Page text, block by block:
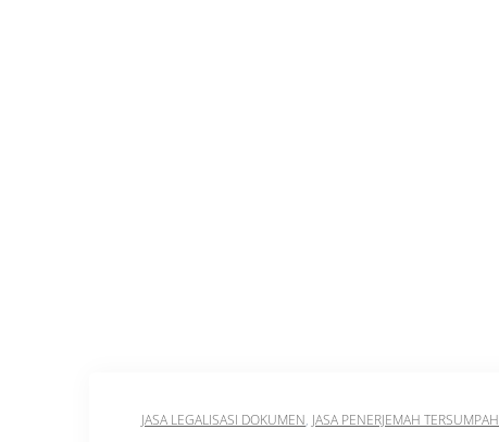
JASA LEGALISASI DOKUMEN, JASA PENERJEMAH TERSUMPAH